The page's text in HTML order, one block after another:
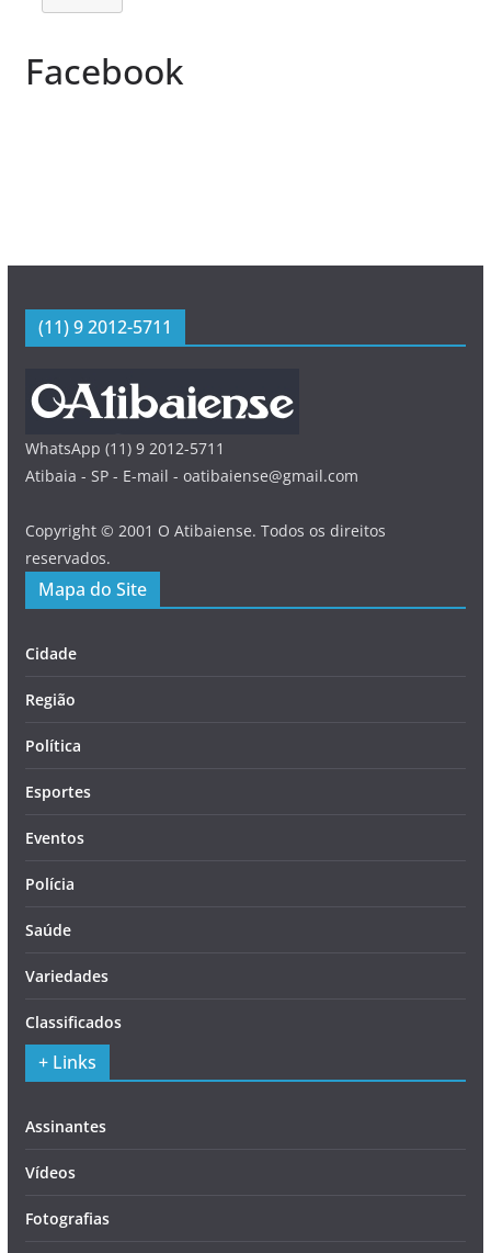
Facebook
(11) 9 2012-5711
WhatsApp (11) 9 2012-5711
Atibaia - SP - E-mail - oatibaiense@gmail.com
Copyright © 2001 O Atibaiense. Todos os direitos
reservados.
Mapa do Site
Cidade
Região
Política
Esportes
Eventos
Polícia
Saúde
Variedades
Classificados
+ Links
Assinantes
Vídeos
Fotografias